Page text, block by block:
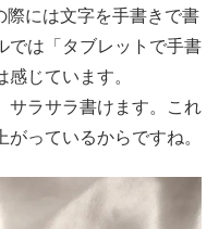
には文字を手書きで書
では「タブレットで手書
じています。
サラサラ書けます。これ
っているからですね。